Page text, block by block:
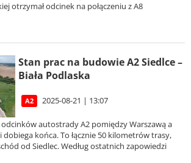
otrzymał odcinek na połączeniu z A8
Stan prac na budowie A2 Siedlce –
Biała Podlaska
A2 2025-08-21 | 13:07
autostrady A2 pomiędzy Warszawą a
dobiega końca. To łącznie 50 kilometrów trasy,
od Siedlec. Według ostatnich zapowiedzi